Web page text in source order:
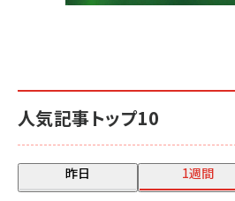
人気記事トップ10
昨日 1週間